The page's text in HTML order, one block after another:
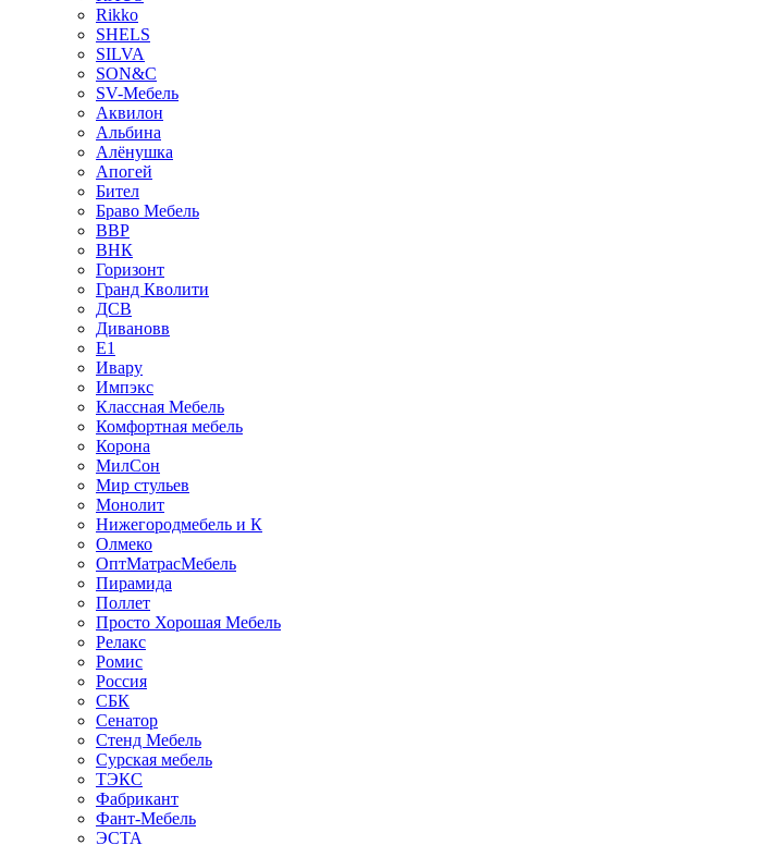
Rikko
SHELS
SILVA
SON&C
SV-Мебель
Аквилон
Альбина
Алёнушка
Апогей
Бител
Браво Мебель
ВВР
ВНК
Горизонт
Гранд Кволити
ДСВ
Дивановв
Е1
Ивару
Импэкс
Классная Мебель
Комфортная мебель
Корона
МилСон
Мир стульев
Монолит
Нижегородмебель и К
Олмеко
ОптМатрасМебель
Пирамида
Поллет
Просто Хорошая Мебель
Релакс
Ромис
Россия
СБК
Сенатор
Стенд Мебель
Сурская мебель
ТЭКС
Фабрикант
Фант-Мебель
ЭСТА